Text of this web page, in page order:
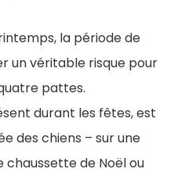
la période de
un véritable risque pour
pattes.
durant les fêtes, est
des chiens – sur une
chaussette de Noël ou